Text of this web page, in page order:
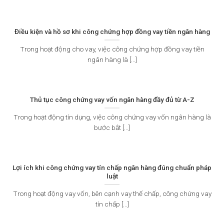
Điều kiện và hồ sơ khi công chứng hợp đồng vay tiền ngân hàng
Trong hoạt động cho vay, việc công chứng hợp đồng vay tiền
ngân hàng là [...]
Thủ tục công chứng vay vốn ngân hàng đầy đủ từ A-Z
Trong hoạt động tín dụng, việc công chứng vay vốn ngân hàng là
bước bắt [...]
Lợi ích khi công chứng vay tín chấp ngân hàng đúng chuẩn pháp
luật
Trong hoạt động vay vốn, bên cạnh vay thế chấp, công chứng vay
tín chấp [...]